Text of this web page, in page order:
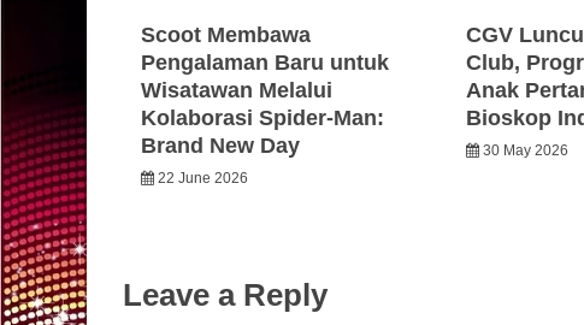
Scoot Membawa
Pengalaman Baru untuk
Wisatawan Melalui
Kolaborasi Spider-Man:
Brand New Day
22 June 2026
CGV
Club,
Anak
Bioskop
30 May 2026
Leave a Reply